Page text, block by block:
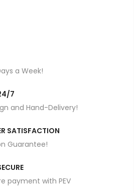
a Week!
7
and Hand-Delivery!
SATISFACTION
Guarantee!
payment with PEV